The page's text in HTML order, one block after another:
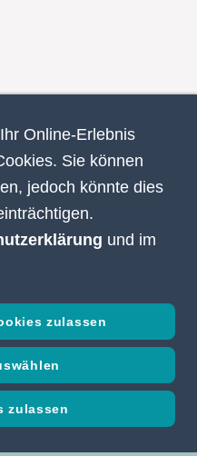
Online-Erlebnis
Sie können
jedoch könnte dies
und im
zulassen
zulassen